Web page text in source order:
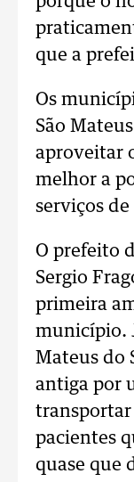
que a
Os
São
aproveitar
melhor a
serviços de
O prefeito
Sergio
primeira
município.
Mateus do
antiga por
transportar
pacientes
quase que